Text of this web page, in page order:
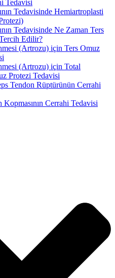
Tedavisi
Tedavisinde Hemiartroplasti
Tedavisinde Ne Zaman Ters
Edilir?
(Artrozu) için Ters Omuz
(Artrozu) için Total
Protezi Tedavisi
Tendon Rüptürünün Cerrahi
Kopmasının Cerrahi Tedavisi